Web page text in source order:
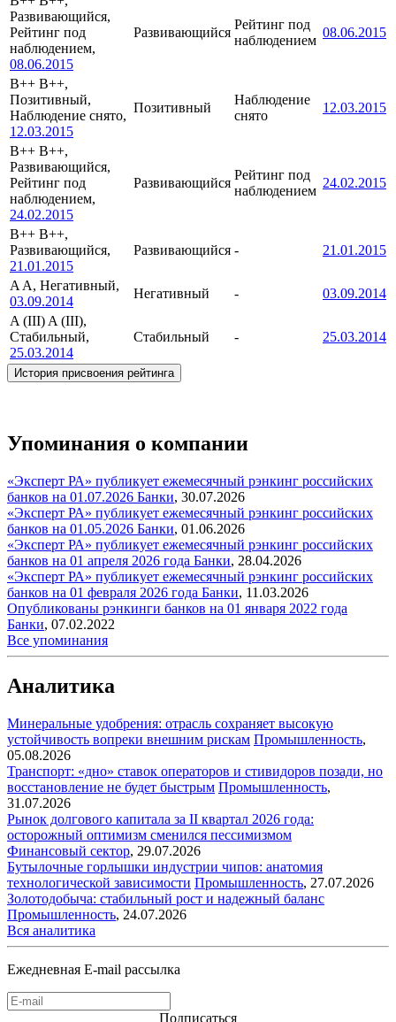
Развивающийся,
Рейтинг под
наблюдением,
08.06.2015
Развивающийся
Рейтинг под
наблюдением
08.06.2015
B++ B++,
Позитивный,
Наблюдение снято,
12.03.2015
Позитивный
Наблюдение
снято
12.03.2015
B++ B++,
Развивающийся,
Рейтинг под
наблюдением,
24.02.2015
Развивающийся
Рейтинг под
наблюдением
24.02.2015
B++ B++,
Развивающийся,
21.01.2015
Развивающийся - 21.01.2015
A A, Негативный,
03.09.2014
Негативный -
03.09.2014
A (III) A (III),
Стабильный,
25.03.2014
Стабильный - 25.03.2014
История присвоения рейтинга
Упоминания о компании
«Эксперт РА» публикует ежемесячный рэнкинг российских
банков на 01.07.2026 Банки, 30.07.2026
«Эксперт РА» публикует ежемесячный рэнкинг российских
банков на 01.05.2026 Банки, 01.06.2026
«Эксперт РА» публикует ежемесячный рэнкинг российских
банков на 01 апреля 2026 года Банки, 28.04.2026
«Эксперт РА» публикует ежемесячный рэнкинг российских
банков на 01 февраля 2026 года Банки, 11.03.2026
Опубликованы рэнкинги банков на 01 января 2022 года
Банки, 07.02.2022
Все упоминания
Аналитика
Минеральные удобрения: отрасль сохраняет высокую
устойчивость вопреки внешним рискам Промышленность,
05.08.2026
Транспорт: «дно» ставок операторов и стивидоров позади, но
восстановление не будет быстрым Промышленность,
31.07.2026
Рынок долгового капитала за II квартал 2026 года:
осторожный оптимизм сменился пессимизмом
Финансовый сектор, 29.07.2026
Бутылочные горлышки индустрии чипов: анатомия
технологической зависимости Промышленность, 27.07.2026
Золотодобыча: стабильный рост и надежный баланс
Промышленность, 24.07.2026
Вся аналитика
Ежедневная E-mail рассылка
Подписаться